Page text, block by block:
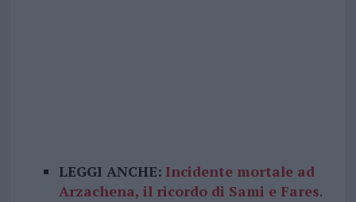
LEGGI ANCHE: Incidente mortale ad
Arzachena, il ricordo di Sami e Fares.